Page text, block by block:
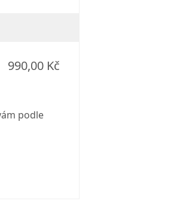
990,00 Kč
podle